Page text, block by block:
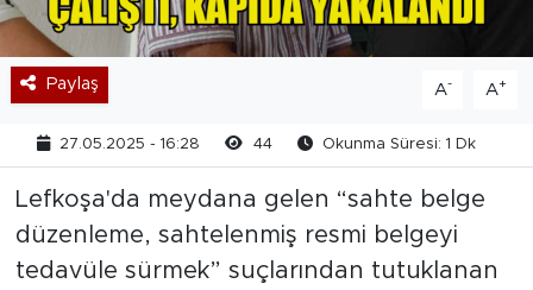
Paylaş A- A+
27.05.2025 - 16:28 44 Okunma Süresi: 1 Dk
Lefkoşa'da meydana gelen “sahte belge
düzenleme, sahtelenmiş resmi belgeyi
tedavüle sürmek” suçlarından tutuklanan